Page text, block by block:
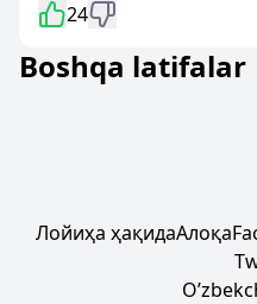
24
Boshqa latifalar
Лойиҳа ҳақидаАлоқа